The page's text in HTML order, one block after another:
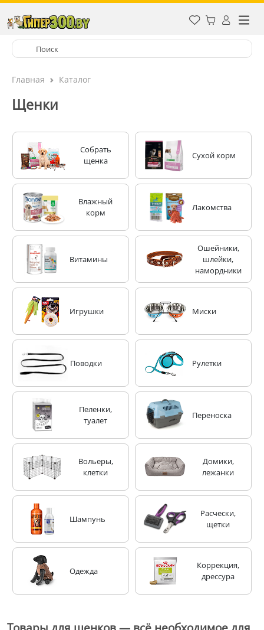
Главная Каталог
Щенки
Собрать
щенка
Сухой корм
Влажный
корм
Лакомства
Витамины
Ошейники,
шлейки,
намордники
Игрушки Миски
Поводки Рулетки
Пеленки,
туалет
Переноска
Вольеры,
клетки
Домики,
лежанки
Шампунь
Расчески,
щетки
Одежда
Коррекция,
дрессура